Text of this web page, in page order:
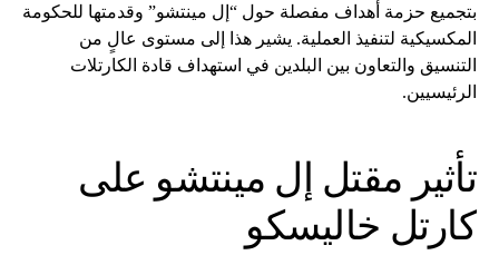
بتجميع حزمة أهداف مفصلة حول “إل مينتشو” وقدمتها للحكومة
المكسيكية لتنفيذ العملية. يشير هذا إلى مستوى عالٍ من
التنسيق والتعاون بين البلدين في استهداف قادة الكارتلات
الرئيسيين.
تأثير مقتل إل مينتشو على
كارتل خاليسكو